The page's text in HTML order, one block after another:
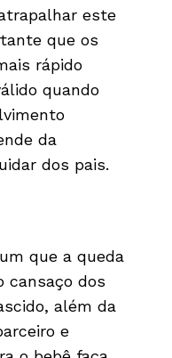
este
que os
rápido
quando
da
dos pais.
que a queda
cansaço dos
além da
e